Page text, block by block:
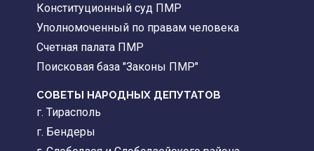
Конституционный суд ПМР
Уполномоченный по правам человека
Счетная палата ПМР
Поисковая база "Законы ПМР"
СОВЕТЫ НАРОДНЫХ ДЕПУТАТОВ
г. Тирасполь
г. Бендеры